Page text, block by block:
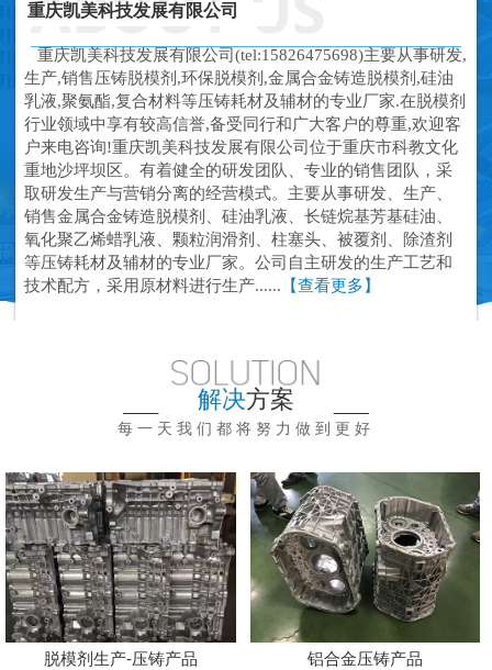
重庆凯美科技发展有限公司
重庆凯美科技发展有限公司(tel:15826475698)主要从事研发,
生产,销售压铸脱模剂,环保脱模剂,金属合金铸造脱模剂,硅油
乳液,聚氨酯,复合材料等压铸耗材及辅材的专业厂家.在脱模剂
行业领域中享有较高信誉,备受同行和广大客户的尊重,欢迎客
户来电咨询!重庆凯美科技发展有限公司位于重庆市科教文化
重地沙坪坝区。有着健全的研发团队、专业的销售团队，采
取研发生产与营销分离的经营模式。主要从事研发、生产、
销售金属合金铸造脱模剂、硅油乳液、长链烷基芳基硅油、
氧化聚乙烯蜡乳液、颗粒润滑剂、柱塞头、被覆剂、除渣剂
等压铸耗材及辅材的专业厂家。公司自主研发的生产工艺和
技术配方，采用原材料进行生产...... 【查看更多】
解决方案
每一天我们都将努力做到更好
脱模剂生产-压铸产品 铝合金压铸产品